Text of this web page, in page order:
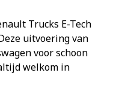
Trucks E-Tech
uitvoering van
voor schoon
welkom in